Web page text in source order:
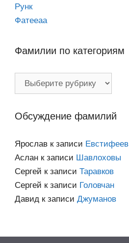
Рунк
Фатееаа
Фамилии по категориям
Обсуждение фамилий
Ярослав к записи Евстифеев
Аслан к записи Шавлоховы
Сергей к записи Таравков
Сергей к записи Головчан
Давид к записи Джуманов